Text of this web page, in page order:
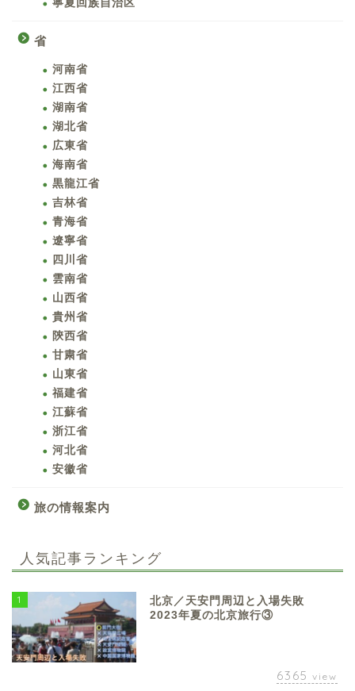
寧夏回族自治区
省
河南省
江西省
湖南省
湖北省
広東省
海南省
黒龍江省
吉林省
青海省
遼寧省
四川省
雲南省
山西省
貴州省
陝西省
甘粛省
山東省
福建省
江蘇省
浙江省
河北省
安徽省
旅の情報案内
人気記事ランキング
1
北京／天安門周辺と入場失敗
2023年夏の北京旅行③
6365 view